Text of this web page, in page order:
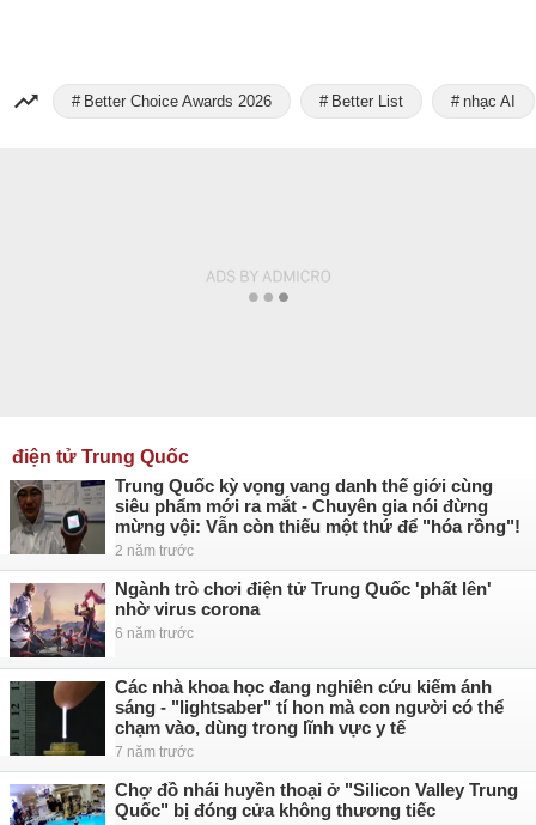
Better Choice Awards 2026 Better List nhạc AI
điện tử Trung Quốc
Trung Quốc kỳ vọng vang danh thế giới cùng
siêu phẩm mới ra mắt - Chuyên gia nói đừng
mừng vội: Vẫn còn thiếu một thứ để "hóa rồng"!
2 năm trước
Ngành trò chơi điện tử Trung Quốc 'phất lên'
nhờ virus corona
6 năm trước
Các nhà khoa học đang nghiên cứu kiếm ánh
sáng - "lightsaber" tí hon mà con người có thể
chạm vào, dùng trong lĩnh vực y tế
7 năm trước
Chợ đồ nhái huyền thoại ở "Silicon Valley Trung
Quốc" bị đóng cửa không thương tiếc